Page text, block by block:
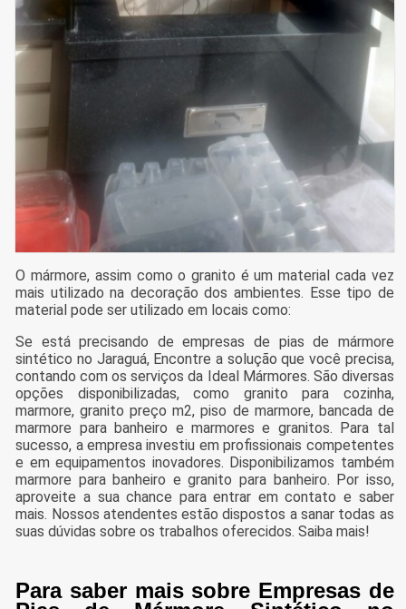
O mármore, assim como o granito é um material cada vez
mais utilizado na decoração dos ambientes. Esse tipo de
material pode ser utilizado em locais como:
Se está precisando de empresas de pias de mármore
sintético no Jaraguá, Encontre a solução que você precisa,
contando com os serviços da Ideal Mármores. São diversas
opções disponibilizadas, como granito para cozinha,
marmore, granito preço m2, piso de marmore, bancada de
marmore para banheiro e marmores e granitos. Para tal
sucesso, a empresa investiu em profissionais competentes
e em equipamentos inovadores. Disponibilizamos também
marmore para banheiro e granito para banheiro. Por isso,
aproveite a sua chance para entrar em contato e saber
mais. Nossos atendentes estão dispostos a sanar todas as
suas dúvidas sobre os trabalhos oferecidos. Saiba mais!
Para saber mais sobre Empresas de